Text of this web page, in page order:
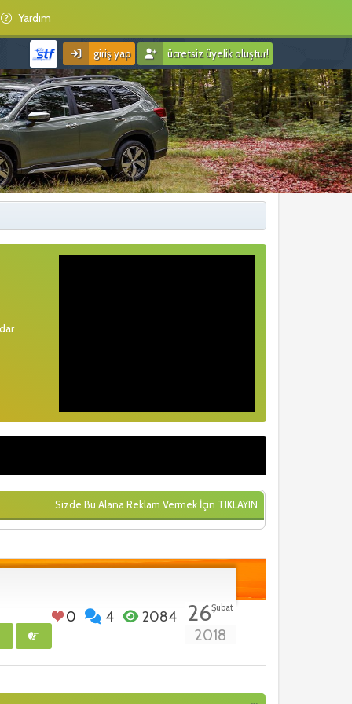
Yardım
giriş yap ücretsiz üyelik oluştur!
Sizde Bu Alana Reklam Vermek İçin TIKLAYIN
0 4 2084 26Şubat
2018